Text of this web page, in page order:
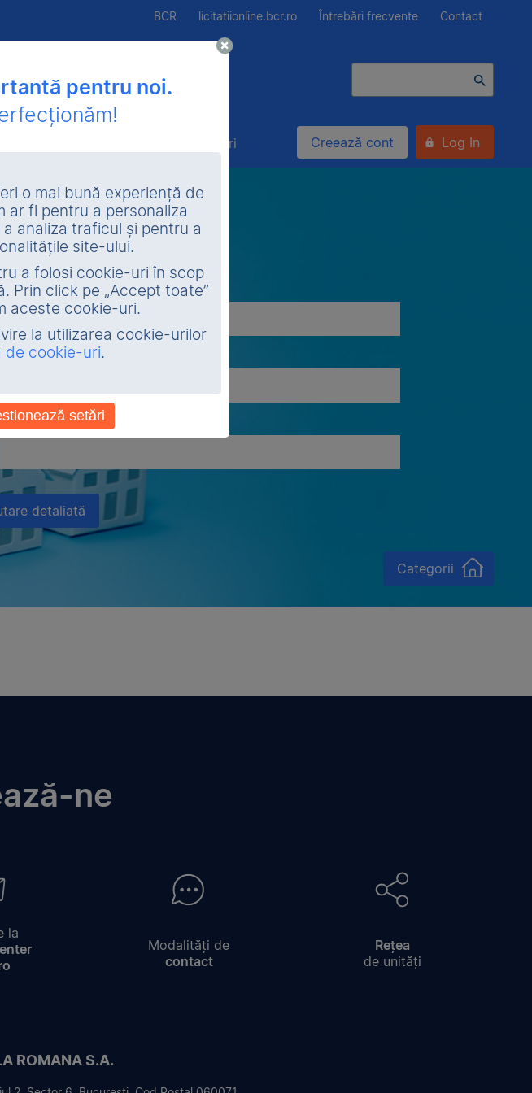
BCR licitatiionline.bcr.ro Întrebări frecvente Contact
Alte bunuri Creează cont Log In
garanție
Lichidare patrimonială
Produs
detaliată
Categorii
ne
la
Modalități de
contact
Rețea
de unități
ROMANA S.A.
pentru noi.
o mai bună experiență de
ar fi pentru a personaliza
analiza traficul și pentru a
site-ului.
a folosi cookie-uri în scop
Prin click pe „Accept toate”
aceste cookie-uri.
la utilizarea cookie-urilor
de cookie-uri.
setări